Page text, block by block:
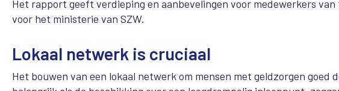
Het rapport geeft verdieping en aanbevelingen voor medewerkers
voor het ministerie van SZW.
Lokaal netwerk is cruciaal
Het bouwen van een lokaal netwerk om mensen met geldzorgen goed